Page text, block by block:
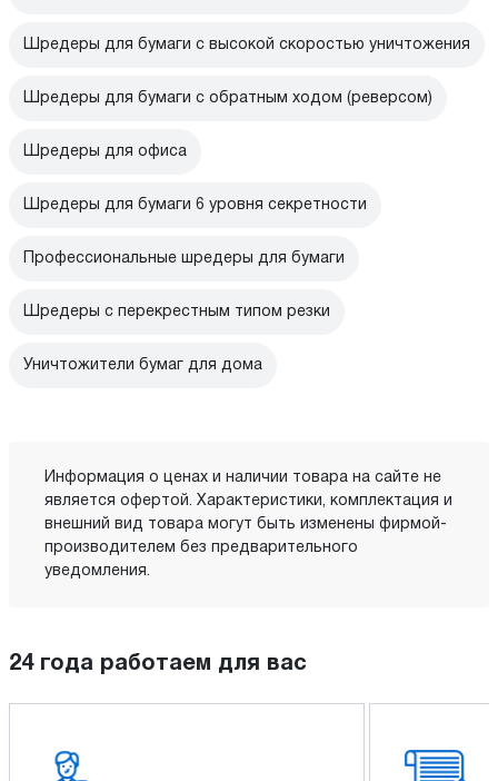
Шредеры для бумаги с высокой скоростью уничтожения
Шредеры для бумаги с обратным ходом (реверсом)
Шредеры для офиса
Шредеры для бумаги 6 уровня секретности
Профессиональные шредеры для бумаги
Шредеры с перекрестным типом резки
Уничтожители бумаг для дома
Информация о ценах и наличии товара на сайте не
является офертой. Характеристики, комплектация и
внешний вид товара могут быть изменены фирмой-
производителем без предварительного
уведомления.
24 года работаем для вас